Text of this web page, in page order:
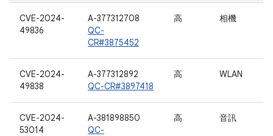
CVE-2024-
49836
A-377312708
QC-
CR#3875452
高 相機
CVE-2024-
49838
A-377312892
QC-CR#3897418
高 WLAN
CVE-2024-
53014
A-381898850
QC-
高 音訊